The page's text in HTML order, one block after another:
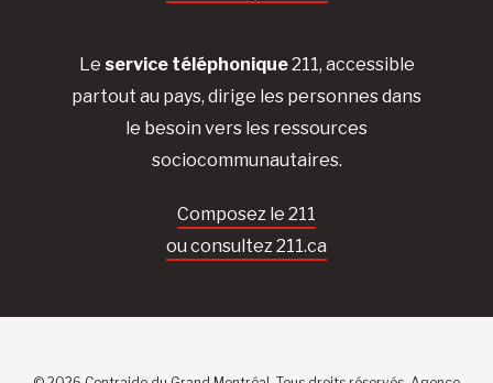
Le service téléphonique211, accessible
partout au pays, dirige les personnes dans
le besoin vers les ressources
sociocommunautaires.
Composez le 211
ou consultez 211.ca